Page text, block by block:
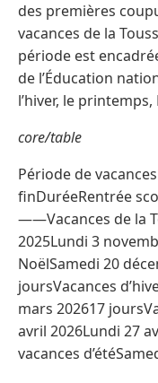
des premières
vacances de la
période est
de l’Éducation
l’hiver, le printemps,
core/table
Période de
finDuréeRentrée
——Vacances de la
2025Lundi 3
NoëlSamedi 20
joursVacances
mars 202617
avril 2026Lundi 27
vacances